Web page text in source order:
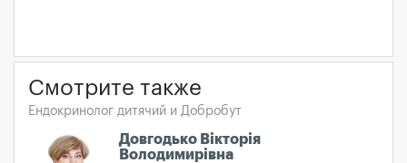
Смотрите также
Ендокринолог дитячий и Добробут
Довгодько Вікторія
Володимирівна